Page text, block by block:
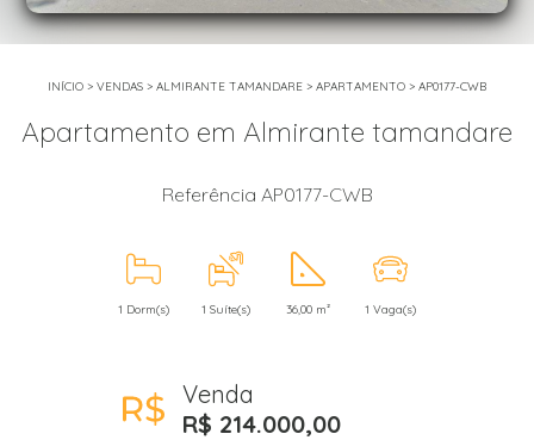
INÍCIO > VENDAS > ALMIRANTE TAMANDARE > APARTAMENTO > AP0177-CWB
Apartamento em Almirante tamandare
Referência AP0177-CWB
1 Dorm(s) 1 Suíte(s) 36,00 m² 1 Vaga(s)
Venda
R$ 214.000,00